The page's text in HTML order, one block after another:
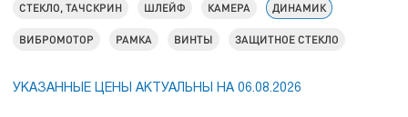
СТЕКЛО, ТАЧСКРИН ШЛЕЙФ КАМЕРА ДИНАМИК
ВИБРОМОТОР РАМКА ВИНТЫ ЗАЩИТНОЕ СТЕКЛО
УКАЗАННЫЕ ЦЕНЫ АКТУАЛЬНЫ НА 06.08.2026